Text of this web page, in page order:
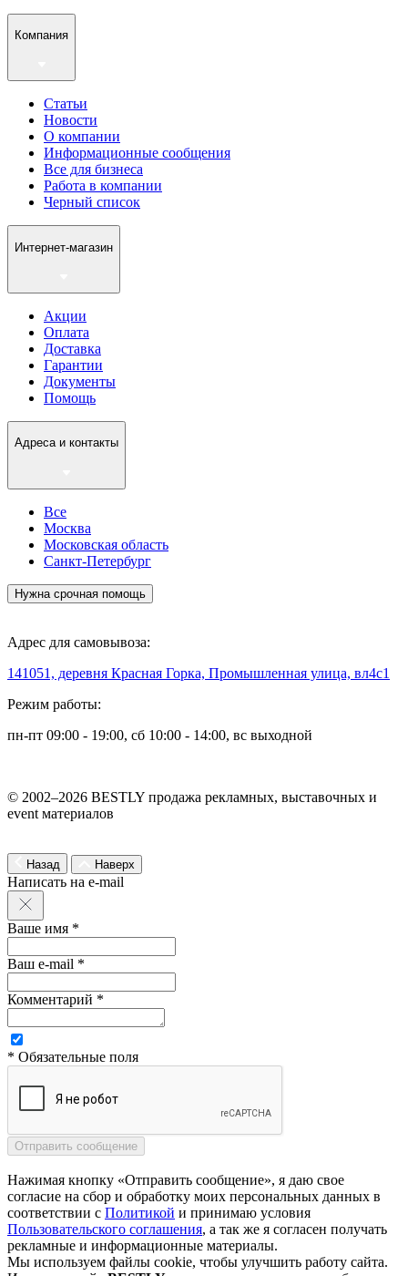
Компания
Статьи
Новости
О компании
Информационные сообщения
Все для бизнеса
Работа в компании
Черный список
Интернет-магазин
Акции
Оплата
Доставка
Гарантии
Документы
Помощь
Адреса и контакты
Все
Москва
Московская область
Санкт-Петербург
Нужна срочная помощь
Адрес для самовывоза:
141051, деревня Красная Горка, Промышленная улица, вл4с1
Режим работы:
пн-пт 09:00 - 19:00, сб 10:00 - 14:00, вс выходной
© 2002–2026 BESTLY продажа рекламных, выставочных и
event материалов
Назад Наверх
Написать на e-mail
Ваше имя *
Ваш e-mail *
Комментарий *
* Обязательные поля
Нажимая кнопку «Отправить сообщение», я даю свое
согласие на сбор и обработку моих персональных данных в
соответствии с Политикой и принимаю условия
Пользовательского соглашения, а так же я согласен получать
рекламные и информационные материалы.
Мы используем файлы cookie, чтобы улучшить работу сайта.